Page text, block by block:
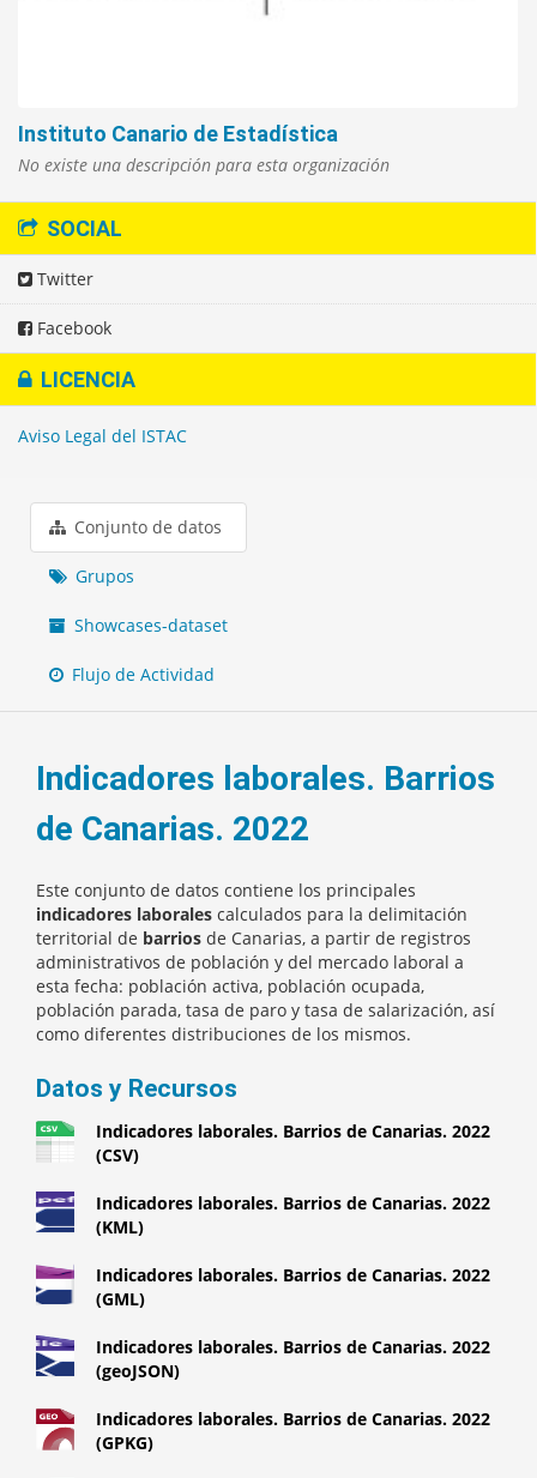
Instituto Canario de Estadística
No existe una descripción para esta organización
SOCIAL
Twitter
Facebook
LICENCIA
Aviso Legal del ISTAC
Conjunto de datos
Grupos
Showcases-dataset
Flujo de Actividad
Indicadores laborales. Barrios
de Canarias. 2022
Este conjunto de datos contiene los principales
indicadores laborales calculados para la delimitación
territorial de barrios de Canarias, a partir de registros
administrativos de población y del mercado laboral a
esta fecha: población activa, población ocupada,
población parada, tasa de paro y tasa de salarización, así
como diferentes distribuciones de los mismos.
Datos y Recursos
Indicadores laborales. Barrios de Canarias. 2022
(CSV)
Indicadores laborales. Barrios de Canarias. 2022
(KML)
Indicadores laborales. Barrios de Canarias. 2022
(GML)
Indicadores laborales. Barrios de Canarias. 2022
(geoJSON)
Indicadores laborales. Barrios de Canarias. 2022
(GPKG)